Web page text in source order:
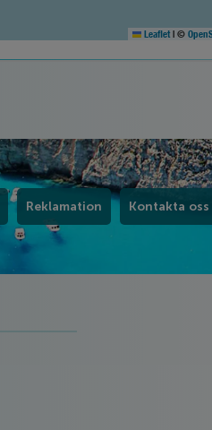
Leaflet | ©
Reklamation Kontakta oss